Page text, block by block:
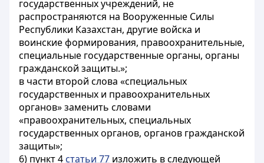
государственных учреждений, не
распространяются на Вооруженные Силы
Республики Казахстан, другие войска и
воинские формирования, правоохранительные,
специальные государственные органы, органы
гражданской защиты.»;
в части второй слова «специальных
государственных и правоохранительных
органов» заменить словами
«правоохранительных, специальных
государственных органов, органов гражданской
защиты»;
6) пункт 4 статьи 77 изложить в следующей